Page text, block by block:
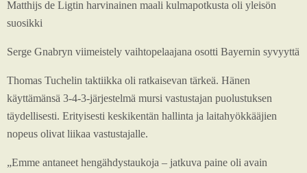
Matthijs de Ligtin harvinainen maali kulmapotkusta oli yleisön
suosikki
Serge Gnabryn viimeistely vaihtopelaajana osotti Bayernin syvyyttä
Thomas Tuchelin taktiikka oli ratkaisevan tärkeä. Hänen
käyttämänsä 3-4-3-järjestelmä mursi vastustajan puolustuksen
täydellisesti. Erityisesti keskikentän hallinta ja laitahyökkääjien
nopeus olivat liikaa vastustajalle.
„Emme antaneet hengähdystaukoja – jatkuva paine oli avain